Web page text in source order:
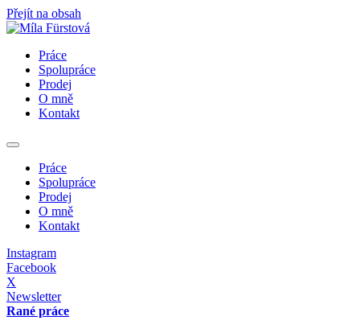
Přejít na obsah
Práce
Spolupráce
Prodej
O mně
Kontakt
Práce
Spolupráce
Prodej
O mně
Kontakt
Instagram
Facebook
X
Newsletter
Rané práce